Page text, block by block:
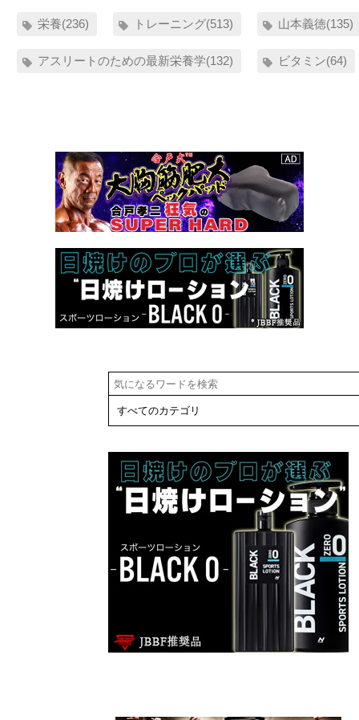
栄養(236) トレーニング(513) 山本義徳(135)
アスリートのための最新栄養学(132) ビタミン(64)